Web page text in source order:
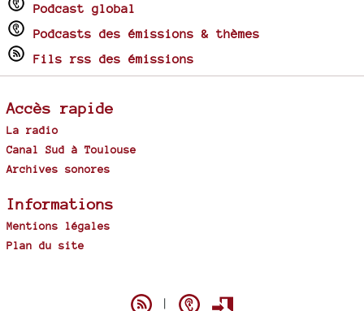
Podcast global
Podcasts des émissions & thèmes
Fils rss des émissions
Accès rapide
La radio
Canal Sud à Toulouse
Archives sonores
Informations
Mentions légales
Plan du site
|